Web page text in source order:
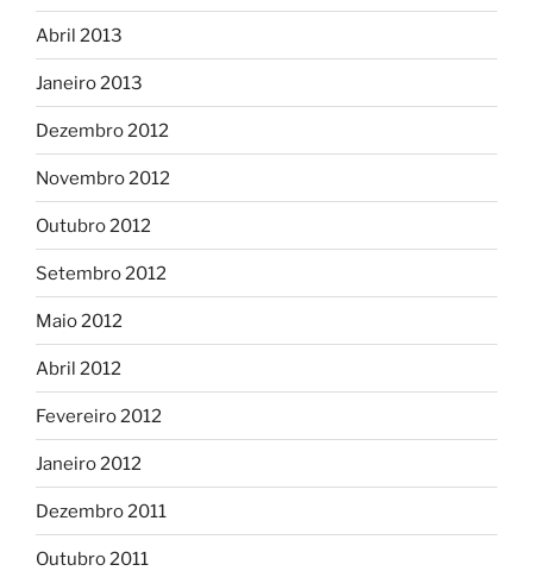
Abril 2013
Janeiro 2013
Dezembro 2012
Novembro 2012
Outubro 2012
Setembro 2012
Maio 2012
Abril 2012
Fevereiro 2012
Janeiro 2012
Dezembro 2011
Outubro 2011